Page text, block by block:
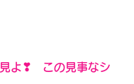
見よ❣　この見事なシ